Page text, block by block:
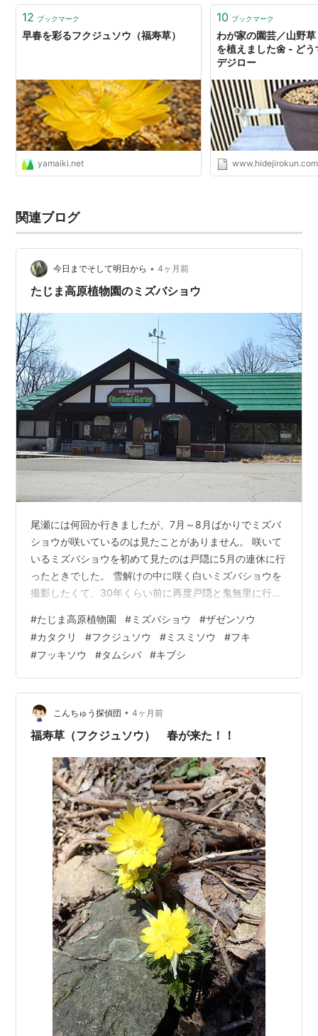
ない。 参考マップ 冬師付近の森林でミズバシ…
12 ブックマーク
早春を彩るフクジュソウ（福寿草）
yamaiki.net
10 ブックマーク
わが家の園芸／山野
を植えました🌼 - ど
デジロー
www.hidejirokun.com
関連ブログ
今日までそして明日から • 4ヶ月前
たじま高原植物園のミズバショウ
尾瀬には何回か行きましたが、7月～8月ばかりでミズバ
ショウが咲いているのは見たことがありません。 咲いて
いるミズバショウを初めて見たのは戸隠に5月の連休に行
ったときでした。 雪解けの中に咲く白いミズバショウを
撮影したくて、30年くらい前に再度戸隠と鬼無里に行き
に行く計画をしていました。 ところが、新型コロナウイ
ルスの感染が広がり、予約していた山小屋から休館する
と連絡が入り断念しました。 高照寺について調べている
とたじま高原植物園を見つけました。ミズバショウが咲
いているに違いないと４月１１日に行ってきました。 ミ
ズバショウをはじめ、たじま高…
#たじま高原植物園 #ミズバショウ #ザゼンソウ
#カタクリ #フクジュソウ #ミスミソウ #フキ
#フッキソウ #タムシバ #キブシ
こんちゅう探偵団 • 4ヶ月前
福寿草（フクジュソウ） 春が来た！！